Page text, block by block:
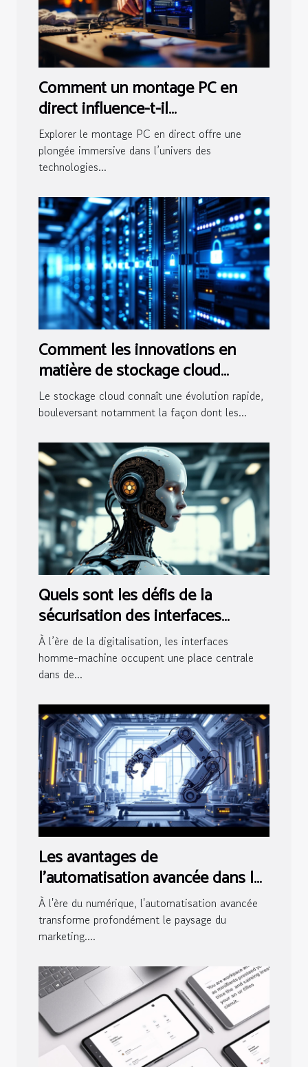
Comment un montage PC en
direct influence-t-il
l'apprentissage des technologies
?
Explorer le montage PC en direct offre une
plongée immersive dans l’univers des
technologies...
Comment les innovations en
matière de stockage cloud
transforment-elles la sécurité
des données ?
Le stockage cloud connaît une évolution rapide,
bouleversant notamment la façon dont les...
Quels sont les défis de la
sécurisation des interfaces
homme-machine ?
À l’ère de la digitalisation, les interfaces
homme-machine occupent une place centrale
dans de...
Les avantages de
l'automatisation avancée dans les
stratégies marketing
À l'ère du numérique, l'automatisation avancée
transforme profondément le paysage du
marketing....